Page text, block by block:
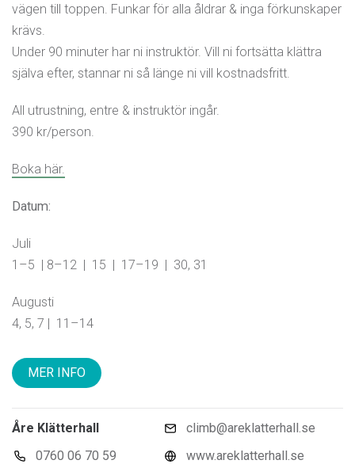
vägen till toppen. Funkar för alla åldrar & inga förkunskaper
krävs.
Under 90 minuter har ni instruktör. Vill ni fortsätta klättra
själva efter, stannar ni så länge ni vill kostnadsfritt.
All utrustning, entre & instruktör ingår.
390 kr/person.
Boka här.
Datum:
Juli
1–5 | 8–12 | 15 | 17–19 | 30, 31
Augusti
4, 5, 7 | 11–14
MER INFO
Åre Klätterhall
0760 06 70 59
climb@areklatterhall.se
www.areklatterhall.se